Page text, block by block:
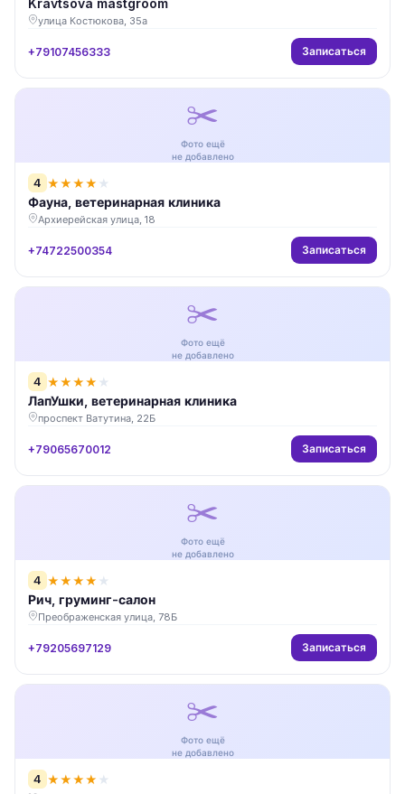
Kravtsova mastgroom
улица Костюкова, 35а
+79107456333 Записаться
✂️
Фото ещё
не добавлено
4 ★★★★ ★
Фауна, ветеринарная клиника
Архиерейская улица, 18
+74722500354 Записаться
✂️
Фото ещё
не добавлено
4 ★★★★ ★
ЛапУшки, ветеринарная клиника
проспект Ватутина, 22Б
+79065670012 Записаться
✂️
Фото ещё
не добавлено
4 ★★★★ ★
Рич, груминг-салон
Преображенская улица, 78Б
+79205697129 Записаться
✂️
Фото ещё
не добавлено
4 ★★★★ ★